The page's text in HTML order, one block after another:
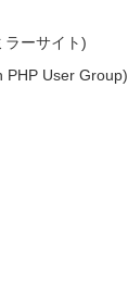
ラーサイト)
PHP User Group)